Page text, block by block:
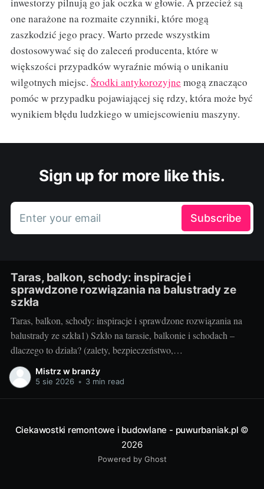
inwestorzy pilnują go jak oczka w głowie. A przecież są
one narażone na rozmaite czynniki, które mogą
zaszkodzić jego pracy. Warto przede wszystkim
dostosowywać się do zaleceń producenta, które w
większości przypadków wyraźnie mówią o unikaniu
wilgotnych miejsc. Środki antykorozyjne mogą znacząco
pomóc w przypadku pojawiającej się rdzy, która może być
wynikiem błędu ludzkiego w umiejscowieniu maszyny.
Sign up for more like this.
Enter your email Subscribe
Taras, balkon, schody: inspiracje i
sprawdzone rozwiązania na balustrady ze
szkła
Taras, balkon, schody: inspiracje i sprawdzone rozwiązania na
balustrady ze szkła1) Szkło na tarasie, balkonie i schodach –
dlaczego to działa? (zalety, bezpieczeństwo,
inspiracje)Balustrady szklane to przepis na lekką, jasną i
elegancką przestrzeń. Na tarasie i balkonie nie odcinają widoku,
Mistrz w branży
5 sie 2026 • 3 min read
Ciekawostki remontowe i budowlane - puwurbaniak.pl ©
2026
Powered by Ghost